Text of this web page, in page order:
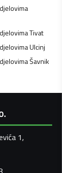
Tivat
Ulcinj
Šavnik
1,